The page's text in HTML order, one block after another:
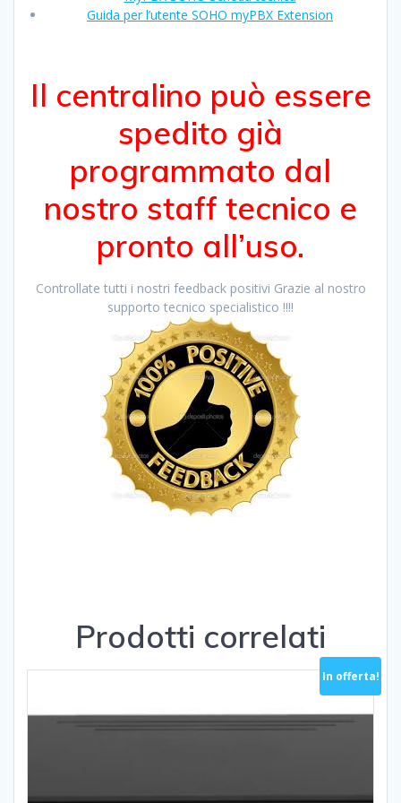
Guida per l’utente SOHO myPBX Extension
Il centralino può essere
spedito già
programmato dal
nostro staff tecnico e
pronto all’uso.
Controllate tutti i nostri feedback positivi Grazie al nostro
supporto tecnico specialistico !!!!
Prodotti correlati
In offerta!